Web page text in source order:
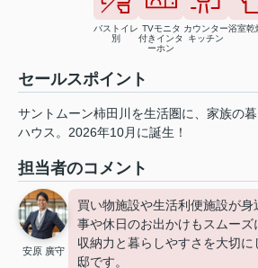
バストイレ
別
TVモニタ
付きインタ
ーホン
カウンター
キッチン
浴室乾
セールスポイント
サントムーン柿田川を生活圏に、家族の
ハウス。2026年10月に誕生！
担当者のコメント
安原 廣守
買い物施設や生活利便施設が
事や休日のお出かけもスムーズ
収納力と暮らしやすさを大切
邸です。